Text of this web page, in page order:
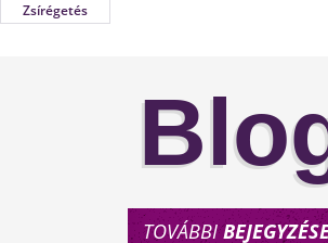
Zsírégetés
TOVÁBBI